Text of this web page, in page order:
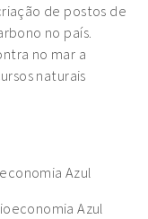
de postos de
no país.
no mar a
naturais
Azul